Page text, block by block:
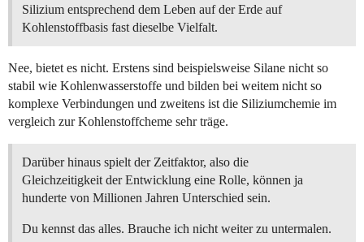
Silizium entsprechend dem Leben auf der Erde auf
Kohlenstoffbasis fast dieselbe Vielfalt.
Nee, bietet es nicht. Erstens sind beispielsweise Silane nicht so
stabil wie Kohlenwasserstoffe und bilden bei weitem nicht so
komplexe Verbindungen und zweitens ist die Siliziumchemie im
vergleich zur Kohlenstoffcheme sehr träge.
Darüber hinaus spielt der Zeitfaktor, also die
Gleichzeitigkeit der Entwicklung eine Rolle, können ja
hunderte von Millionen Jahren Unterschied sein.
Du kennst das alles. Brauche ich nicht weiter zu untermalen.